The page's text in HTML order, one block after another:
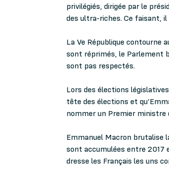
privilégiés, dirigée par le
des ultra-riches. Ce faisant,
La Ve République contourne
sont réprimés, le Parlement
sont pas respectés.
Lors des élections
tête des élections et
nommer un Premier
Emmanuel Macron brutalise
sont accumulées entre 2017
dresse les Français les uns